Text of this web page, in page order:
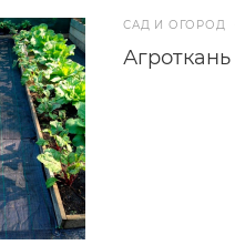
САД И ОГОРОД